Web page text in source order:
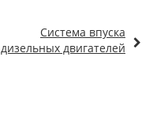
Система впуска
дизельных двигателей